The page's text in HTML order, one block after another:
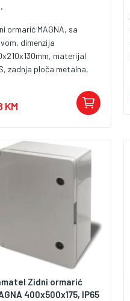
ormarić MAGNA, sa
dimenzija
materijal
zadnja ploča metalna,
25°C +85°C,
3, IEC 62208:2012.
KM
Zidni ormarić
400x500x175, IP65